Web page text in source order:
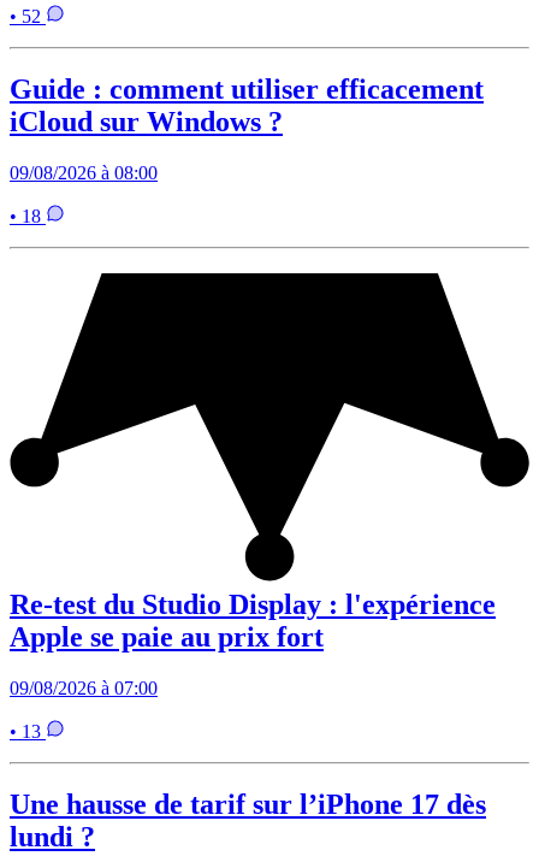
• 52
Guide : comment utiliser efficacement
iCloud sur Windows ?
09/08/2026 à 08:00
• 18
Re-test du Studio Display : l'expérience
Apple se paie au prix fort
09/08/2026 à 07:00
• 13
Une hausse de tarif sur l’iPhone 17 dès
lundi ?